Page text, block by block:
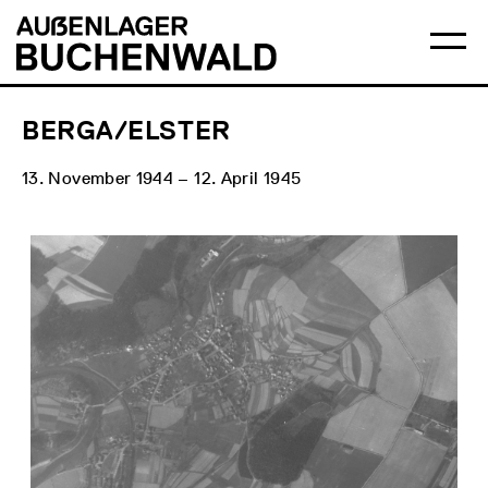
zum
Inhalt
Auẞenlager
Buchenwald
BERGA/ELSTER
13. November 1944 – 12. April 1945